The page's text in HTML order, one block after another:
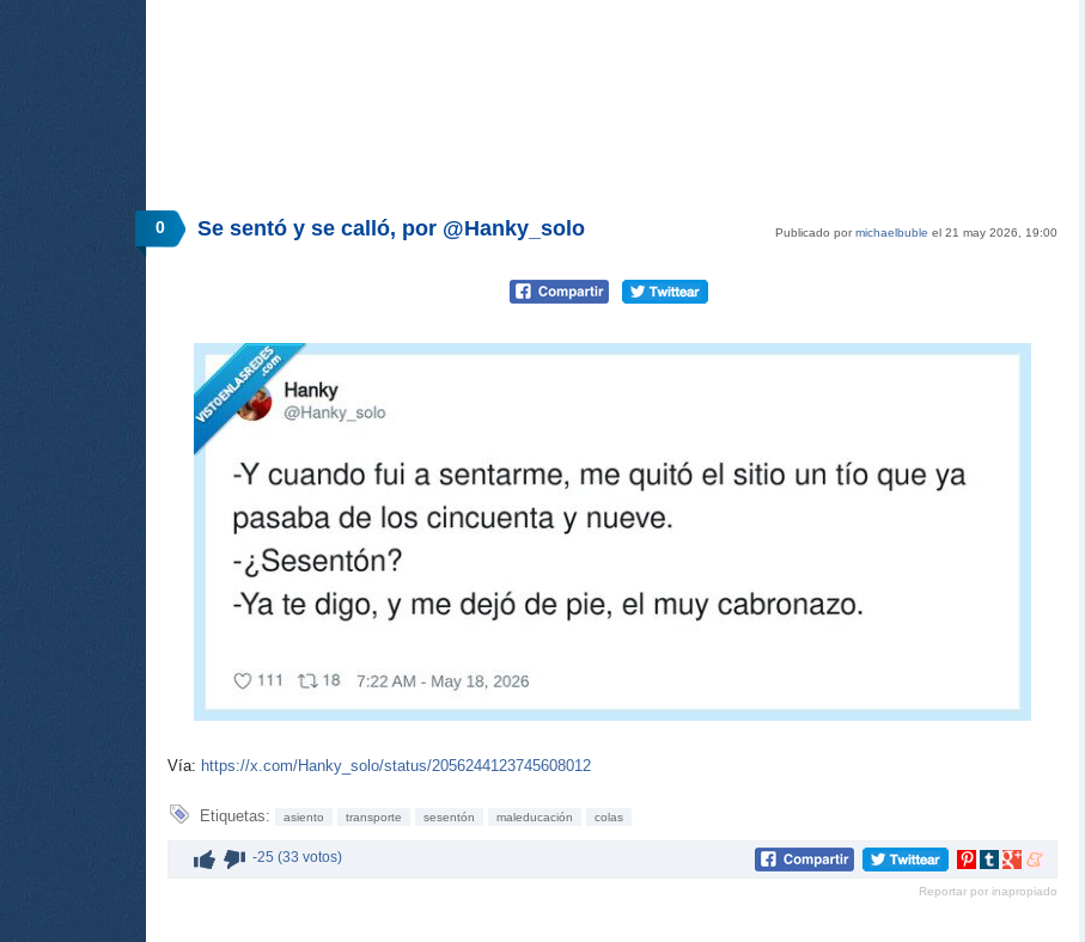
0 Publicado pormichaelbuble el 21 may 2026, 19:00
Se sentó y se calló, por @Hanky_solo
Vía: https://x.com/Hanky_solo/status/2056244123745608012
Etiquetas: asiento transporte sesentón maleducación colas
-25 (33 votos)
Compartir
Pinterest
Compartir
tumblr
Compartir
Google+
Compartir
meneame
Reportar por inapropiado